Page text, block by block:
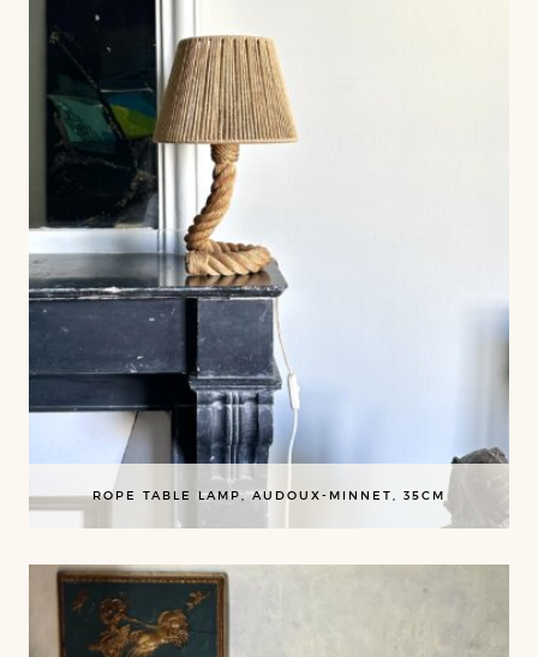
ROPE TABLE LAMP, AUDOUX-MINNET, 35CM